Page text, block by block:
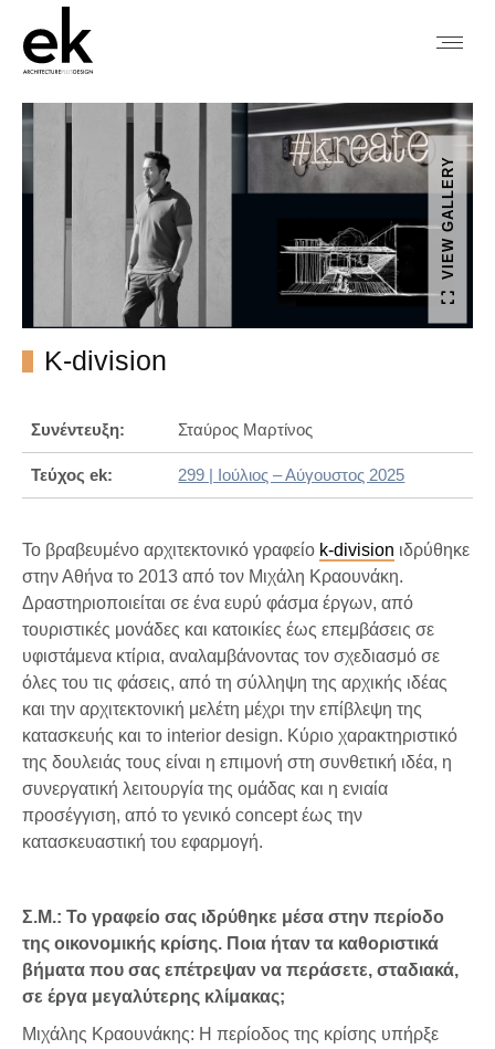
VIEW GALLERY
K-division
Συνέντευξη: Σταύρος Μαρτίνος
Τεύχος ek: 299 | Ιούλιος – Αύγουστος 2025
Το βραβευμένο αρχιτεκτονικό γραφείο k-division ιδρύθηκε
στην Αθήνα το 2013 από τον Μιχάλη Κραουνάκη.
Δραστηριοποιείται σε ένα ευρύ φάσμα έργων, από
τουριστικές μονάδες και κατοικίες έως επεμβάσεις σε
υφιστάμενα κτίρια, αναλαμβάνοντας τον σχεδιασμό σε
όλες του τις φάσεις, από τη σύλληψη της αρχικής ιδέας
και την αρχιτεκτονική μελέτη μέχρι την επίβλεψη της
κατασκευής και το interior design. Κύριο χαρακτηριστικό
της δουλειάς τους είναι η επιμονή στη συνθετική ιδέα, η
συνεργατική λειτουργία της ομάδας και η ενιαία
προσέγγιση, από το γενικό concept έως την
κατασκευαστική του εφαρμογή.
Σ.Μ.: Το γραφείο σας ιδρύθηκε μέσα στην περίοδο
της οικονομικής κρίσης. Ποια ήταν τα καθοριστικά
βήματα που σας επέτρεψαν να περάσετε, σταδιακά,
σε έργα μεγαλύτερης κλίμακας;
Μιχάλης Κραουνάκης: Η περίοδος της κρίσης υπήρξε